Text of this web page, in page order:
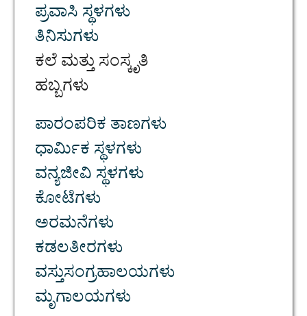
ಪ್ರವಾಸಿ ಸ್ಥಳಗಳು
ತಿನಿಸುಗಳು
ಕಲೆ ಮತ್ತು ಸಂಸ್ಕೃತಿ
ಹಬ್ಬಗಳು
ಪಾರಂಪರಿಕ ತಾಣಗಳು
ಧಾರ್ಮಿಕ ಸ್ಥಳಗಳು
ವನ್ಯಜೀವಿ ಸ್ಥಳಗಳು
ಕೋಟೆಗಳು
ಅರಮನೆಗಳು
ಕಡಲತೀರಗಳು
ವಸ್ತುಸಂಗ್ರಹಾಲಯಗಳು
ಮೃಗಾಲಯಗಳು